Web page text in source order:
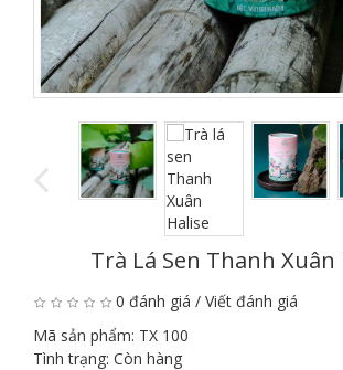
Trà Lá Sen Thanh Xuân
0 đánh giá / Viết đánh giá
Mã sản phẩm: TX 100
Tình trạng: Còn hàng